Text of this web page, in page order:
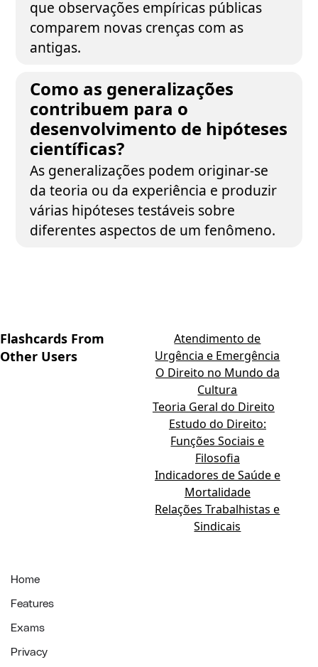
que observações empíricas públicas
comparem novas crenças com as
antigas.
Como as generalizações
contribuem para o
desenvolvimento de hipóteses
científicas?
As generalizações podem originar-se
da teoria ou da experiência e produzir
várias hipóteses testáveis sobre
diferentes aspectos de um fenômeno.
Flashcards From
Other Users
Atendimento de
Urgência e Emergência
O Direito no Mundo da
Cultura
Teoria Geral do Direito
Estudo do Direito:
Funções Sociais e
Filosofia
Indicadores de Saúde e
Mortalidade
Relações Trabalhistas e
Sindicais
Home
Features
Exams
Privacy